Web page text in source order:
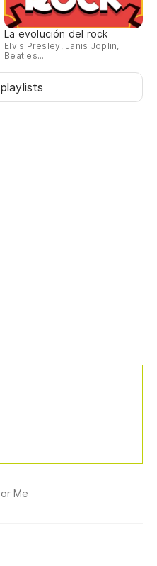
La evolución del rock
Elvis Presley, Janis Joplin,
Beatles...
Me